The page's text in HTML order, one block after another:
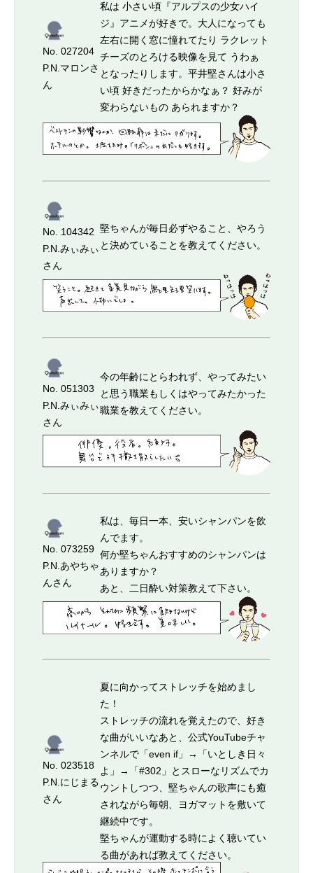
No. 027204
P.N.マロンさ
ん
私は 小さい頃『アルプスの少女ハイ
ジ』アニメが好きで。大人になっても
左右に開く窓に憧れてたり ラクレット
チーズのとろける映像を見て うわぁ
となったりします。平井堅さんは小さ
い頃 好きだったからかなぁ？ 好みが
変わらないもの あられますか？
No. 104342
P.N.みぃみぃ
さん
堅ちゃんが毎日必ずやること、やろう
と決めていることを教えてください。
No. 051303
P.N.みぃみぃ
さん
今の年齢にとらわれず、やってみたい
と思う職業もしくはやってみたかった
職業を教えてください。
No. 073259
P.N.あやちゃ
んさん
私は、毎日一本、安いシャンパンを飲
んでます。
何か堅ちゃんおすすめのシャンパンは
ありますか？
あと、二日酔い対策教えて下さい。
No. 023518
P.N.にじまる
さん
夏に向かってストレッチを始めまし
た！
ストレッチの流れを覚えたので、好き
な曲がいいなあと、公式YouTubeチャ
ンネルで「even if」→「いとしき日々
よ」→「#302」とスローなリズムでカ
ウントしつつ、堅ちゃんの歌声にも癒
されながら毎朝、ヨガマットを敷いて
継続中です。
堅ちゃんが運動する時によく聴いてい
る曲があれば教えてください。